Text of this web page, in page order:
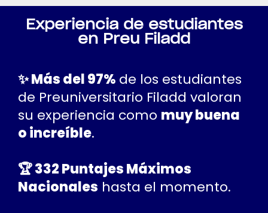
Experiencia de estudiantes
en Preu Filadd
✨ Más del 97% de los estudiantes
de Preuniversitario Filadd valoran
su experiencia como muy buena
o increíble.
🏆 332 Puntajes Máximos
Nacionales hasta el momento.